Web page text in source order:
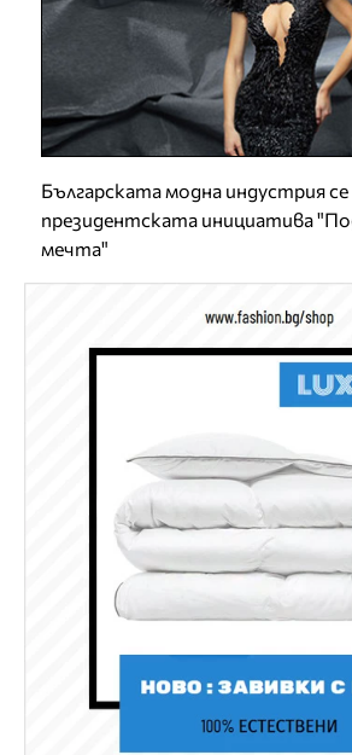
Българската модна индустрия
президентската инициатива
мечта"